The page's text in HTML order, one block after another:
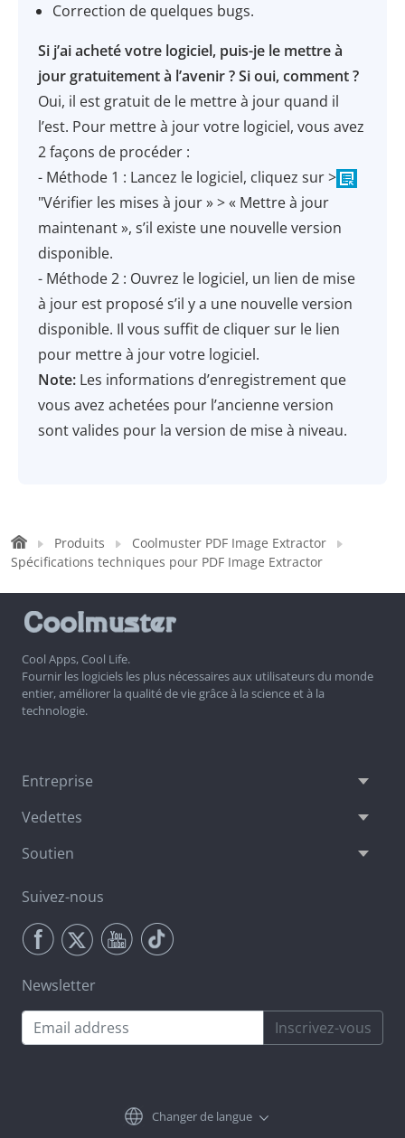
Correction de quelques bugs.
Si j’ai acheté votre logiciel, puis-je le mettre à
jour gratuitement à l’avenir ? Si oui, comment ?
Oui, il est gratuit de le mettre à jour quand il
l’est. Pour mettre à jour votre logiciel, vous avez
2 façons de procéder :
- Méthode 1 : Lancez le logiciel, cliquez sur >
"Vérifier les mises à jour » > « Mettre à jour
maintenant », s’il existe une nouvelle version
disponible.
- Méthode 2 : Ouvrez le logiciel, un lien de mise
à jour est proposé s’il y a une nouvelle version
disponible. Il vous suffit de cliquer sur le lien
pour mettre à jour votre logiciel.
Note: Les informations d’enregistrement que
vous avez achetées pour l’ancienne version
sont valides pour la version de mise à niveau.
Produits
Coolmuster PDF Image Extractor
Spécifications techniques pour PDF Image Extractor
Cool Apps, Cool Life.
Fournir les logiciels les plus nécessaires aux utilisateurs du monde
entier, améliorer la qualité de vie grâce à la science et à la
technologie.
Entreprise
Vedettes
Soutien
Suivez-nous
Newsletter
Inscrivez-vous
Changer de langue